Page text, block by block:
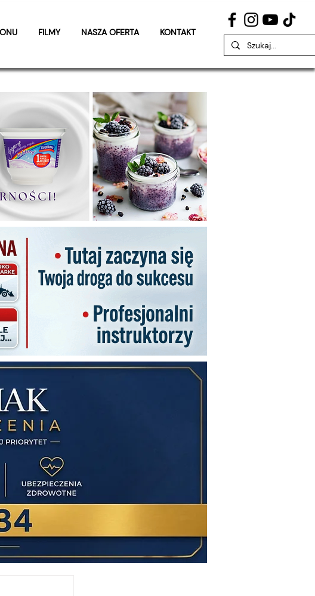
FILMY NASZA OFERTA KONTAKT